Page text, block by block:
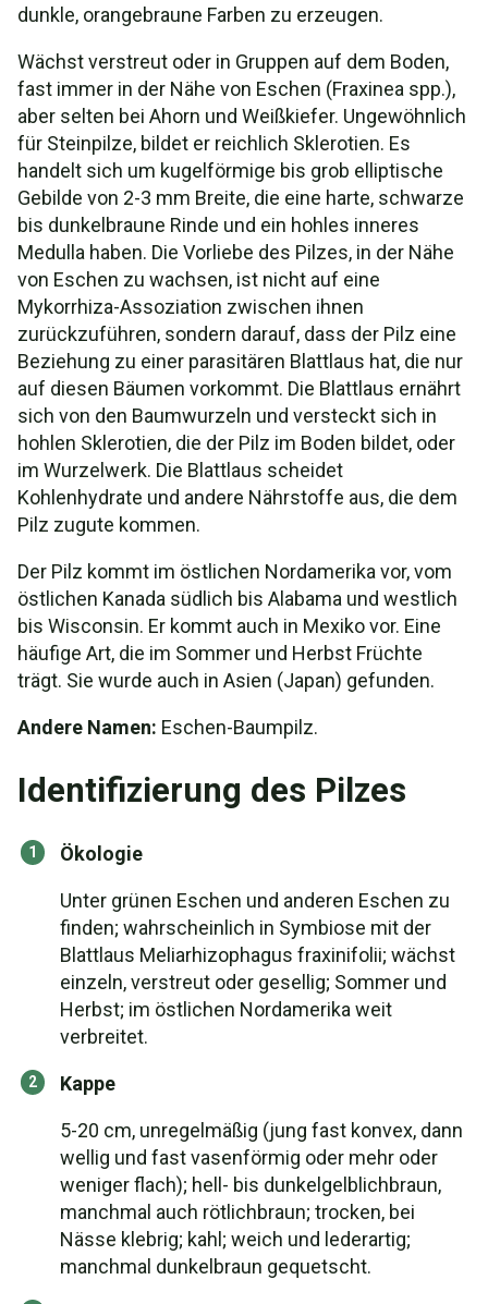
dunkle, orangebraune Farben zu erzeugen.
Wächst verstreut oder in Gruppen auf dem Boden,
fast immer in der Nähe von Eschen (Fraxinea spp.),
aber selten bei Ahorn und Weißkiefer. Ungewöhnlich
für Steinpilze, bildet er reichlich Sklerotien. Es
handelt sich um kugelförmige bis grob elliptische
Gebilde von 2-3 mm Breite, die eine harte, schwarze
bis dunkelbraune Rinde und ein hohles inneres
Medulla haben. Die Vorliebe des Pilzes, in der Nähe
von Eschen zu wachsen, ist nicht auf eine
Mykorrhiza-Assoziation zwischen ihnen
zurückzuführen, sondern darauf, dass der Pilz eine
Beziehung zu einer parasitären Blattlaus hat, die nur
auf diesen Bäumen vorkommt. Die Blattlaus ernährt
sich von den Baumwurzeln und versteckt sich in
hohlen Sklerotien, die der Pilz im Boden bildet, oder
im Wurzelwerk. Die Blattlaus scheidet
Kohlenhydrate und andere Nährstoffe aus, die dem
Pilz zugute kommen.
Der Pilz kommt im östlichen Nordamerika vor, vom
östlichen Kanada südlich bis Alabama und westlich
bis Wisconsin. Er kommt auch in Mexiko vor. Eine
häufige Art, die im Sommer und Herbst Früchte
trägt. Sie wurde auch in Asien (Japan) gefunden.
Andere Namen: Eschen-Baumpilz.
Identifizierung des Pilzes
Ökologie
Unter grünen Eschen und anderen Eschen zu
finden; wahrscheinlich in Symbiose mit der
Blattlaus Meliarhizophagus fraxinifolii; wächst
einzeln, verstreut oder gesellig; Sommer und
Herbst; im östlichen Nordamerika weit
verbreitet.
Kappe
5-20 cm, unregelmäßig (jung fast konvex, dann
wellig und fast vasenförmig oder mehr oder
weniger flach); hell- bis dunkelgelblichbraun,
manchmal auch rötlichbraun; trocken, bei
Nässe klebrig; kahl; weich und lederartig;
manchmal dunkelbraun gequetscht.